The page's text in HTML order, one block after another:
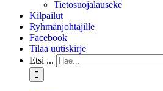
Tietosuojalauseke
Kilpailut
Ryhmänjohtajille
Facebook
Tilaa uutiskirje
Etsi ...